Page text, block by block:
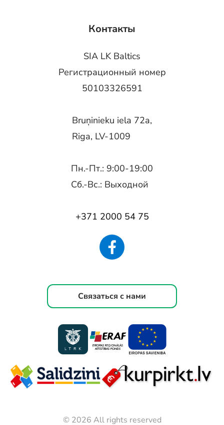
Контакты
SIA LK Baltics
Регистрационный номер
50103326591
Bruņinieku iela 72a,
Riga, LV-1009
Пн.-Пт.: 9:00-19:00
Сб.-Вс.: Выходной
+371 2000 54 75
Связаться с нами
© 2026 All rights reserved